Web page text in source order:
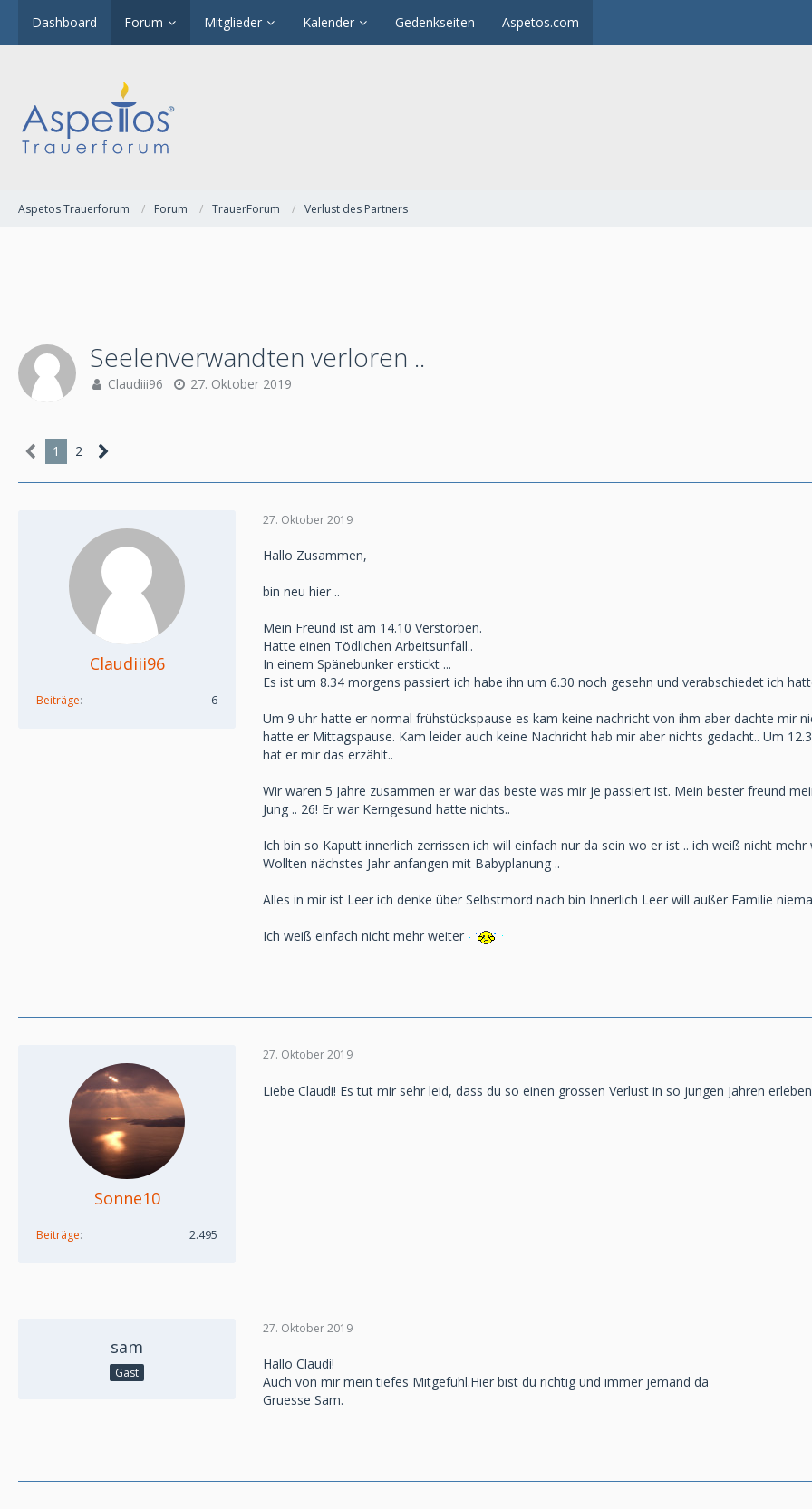
Dashboard Forum Mitglieder Kalender Gedenkseiten Aspetos.com
Aspetos Trauerforum Forum TrauerForum Verlust des Partners
Seelenverwandten verloren ..
Claudiii96 27. Oktober 2019
1 2
Claudiii96
Beiträge 6
27. Oktober 2019
Hallo Zusammen,
bin neu hier ..
Mein Freund ist am 14.10 Verstorben.
Hatte einen Tödlichen Arbeitsunfall..
In einem Spänebunker erstickt ...
Es ist um 8.34 morgens passiert ich habe ihn um 6.30 noch gesehn und verabschiedet ich
Um 9 uhr hatte er normal frühstückspause es kam keine nachricht von ihm aber dachte mir
hatte er Mittagspause. Kam leider auch keine Nachricht hab mir aber nichts gedacht.. Um
hat er mir das erzählt..
Wir waren 5 Jahre zusammen er war das beste was mir je passiert ist. Mein bester freund
Jung .. 26! Er war Kerngesund hatte nichts..
Ich bin so Kaputt innerlich zerrissen ich will einfach nur da sein wo er ist .. ich weiß nicht
Wollten nächstes Jahr anfangen mit Babyplanung ..
Alles in mir ist Leer ich denke über Selbstmord nach bin Innerlich Leer will außer Familie
Ich weiß einfach nicht mehr weiter
Sonne10
Beiträge 2.495
27. Oktober 2019
Liebe Claudi! Es tut mir sehr leid, dass du so einen grossen Verlust in so jungen Jahren
sam
Gast
27. Oktober 2019
Hallo Claudi!
Auch von mir mein tiefes Mitgefühl.Hier bist du richtig und immer jemand da
Gruesse Sam.